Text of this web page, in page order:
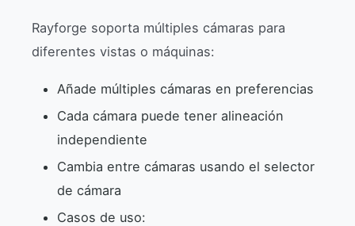
Rayforge soporta múltiples cámaras para
diferentes vistas o máquinas:
Añade múltiples cámaras en preferencias
Cada cámara puede tener alineación
independiente
Cambia entre cámaras usando el selector
de cámara
Casos de uso: